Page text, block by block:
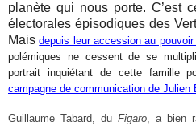
planète qui nous porte. C’est
électorales épisodiques des
Maisdepuis leur accession au
polémiques ne cessent de se
portrait inquiétant de cette famille
campagne de communication de Julien
Guillaume Tabard, du Figaro, a bien